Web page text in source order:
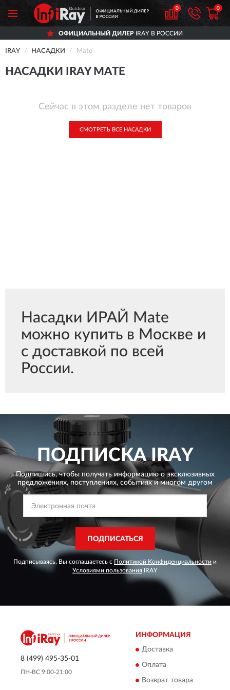
0 0
ОФИЦИАЛЬНЫЙ ДИЛЕРIRAY В РОССИИ
IRAY НАСАДКИ Mate
НАСАДКИ IRAY MATE
Сейчас в этом разделе нет товаров
СМОТРЕТЬ ВСЕ НАСАДКИ
Насадки ИРАЙ Mate
можно купить в Москве и
с доставкой по всей
России.
ПОДПИСКАIRAY
Подпишись, чтобы получать информацию о эксклюзивных
предложениях, поступлениях, событиях и многом другом
ПОДПИСАТЬСЯ
Подписываясь, Вы соглашаетесь с Политикой Конфиденциальности и
Условиями пользования IRAY
8 (499) 495-35-01
ПН-ВС 9:00-21:00
ИНФОРМАЦИЯ
Доставка
Оплата
Возврат товара